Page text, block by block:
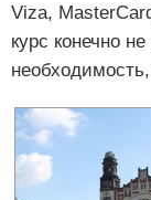
Viza,
курс конечно